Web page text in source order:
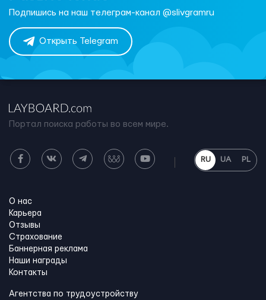
Подпишись на наш телеграм-канал @slivgramru
Открыть Telegram
Портал поиска работы во всем мире.
RU UA PL
О нас
Карьера
Отзывы
Страхование
Баннерная реклама
Наши награды
Контакты
Агентства по трудоустройству